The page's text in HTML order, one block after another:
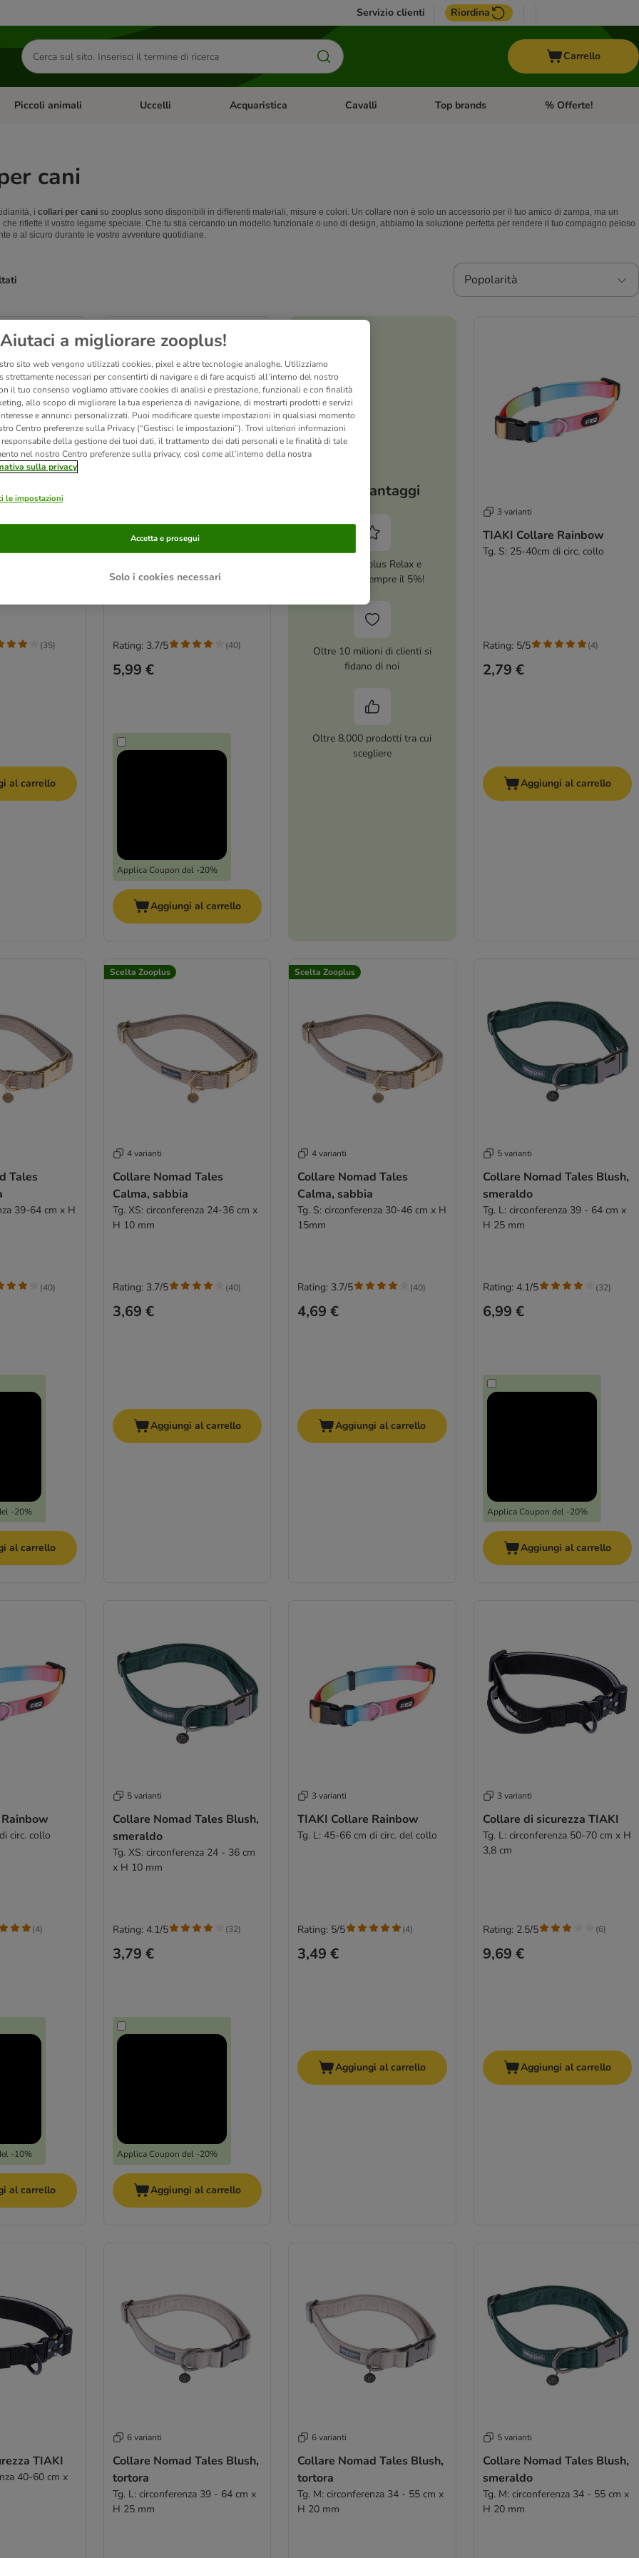
Servizio clienti Riordina
Cerca
prodotti
Carrello
Apri Menu Categoria: Diete e antiparassitari
Piccoli animali Apri Menu Categoria: Piccoli animali
Uccelli Apri Menu Categoria: Uccelli
Acquaristica Apri Menu Categoria: Acquaristica
Cavalli Apri Menu Categoria: Cavalli
Top brands Apri Menu Categoria:
% Offerte!
cani
i collari per cani su zooplus sono disponibili in differenti materiali, misure e colori. Un collare non è solo un accessorio per il tuo amico di zampa, ma un
riflette il vostro legame speciale. Che tu stia cercando un modello funzionale o uno di design, abbiamo la soluzione perfetta per rendere il tuo compagno peloso
e al sicuro durante le vostre avventure quotidiane.
Popolarità
been changed
- nero
30–40 cm
(35)
al carrello
Collare Nomad Tales
Calma, sabbia
H 20 mm
5,99 €
Applica Coupon del -20%
Rating: 3.7/5 (40)
Aggiungi al carrello
I tuoi vantaggi
Attiva zooplus Relax e
risparmia sempre il 5%!
Oltre 10 milioni di clienti si
fidano di noi
Oltre 8.000 prodotti tra cui
scegliere
3 varianti
TIAKI Collare Rainbow
Tg. S: 25-40cm di circ. collo
2,79 €
Rating: 5/5 (4)
Aggiungi al carrello
Tales
39-64 cm x H
-20%
(40)
al carrello
Scelta Zooplus
4 varianti
Collare Nomad Tales
Calma, sabbia
Tg. XS: circonferenza 24-36 cm x
H 10 mm
3,69 €
Rating: 3.7/5 (40)
Aggiungi al carrello
Scelta Zooplus
4 varianti
Collare Nomad Tales
Calma, sabbia
Tg. S: circonferenza 30-46 cm x H
15mm
4,69 €
Rating: 3.7/5 (40)
Aggiungi al carrello
5 varianti
Collare Nomad Tales Blush,
smeraldo
Tg. L: circonferenza 39 - 64 cm x
H 25 mm
6,99 €
Applica Coupon del -20%
Rating: 4.1/5 (32)
Aggiungi al carrello
circ. collo
-10%
(4)
al carrello
5 varianti
Collare Nomad Tales Blush,
smeraldo
Tg. XS: circonferenza 24 - 36 cm
x H 10 mm
3,79 €
Applica Coupon del -20%
Rating: 4.1/5 (32)
Aggiungi al carrello
3 varianti
TIAKI Collare Rainbow
Tg. L: 45-66 cm di circ. del collo
3,49 €
Rating: 5/5 (4)
Aggiungi al carrello
3 varianti
Collare di sicurezza TIAKI
Tg. L: circonferenza 50-70 cm x H
3,8 cm
9,69 €
Rating: 2.5/5 (6)
Aggiungi al carrello
TIAKI
40-60 cm x
6 varianti
Collare Nomad Tales Blush,
tortora
Tg. L: circonferenza 39 - 64 cm x
H 25 mm
6 varianti
Collare Nomad Tales Blush,
tortora
Tg. M: circonferenza 34 - 55 cm x
H 20 mm
5 varianti
Collare Nomad Tales Blush,
smeraldo
Tg. M: circonferenza 34 - 55 cm x
H 20 mm
Aiutaci a migliorare zooplus!
sito web vengono utilizzati cookies, pixel e altre tecnologie analoghe. Utilizziamo
strettamente necessari per consentirti di navigare e di fare acquisti all’interno del nostro
il tuo consenso vogliamo attivare cookies di analisi e prestazione, funzionali e con finalità
allo scopo di migliorare la tua esperienza di navigazione, di mostrarti prodotti e servizi
e annunci personalizzati. Puoi modificare queste impostazioni in qualsiasi momento
Centro preferenze sulla Privacy (“Gestisci le impostazioni”). Trovi ulteriori informazioni
della gestione dei tuoi dati, il trattamento dei dati personali e le finalità di tale
nel nostro Centro preferenze sulla privacy, così come all’interno della nostra
sulla privacy
le impostazioni
Solo i cookies necessari
Accetta e prosegui